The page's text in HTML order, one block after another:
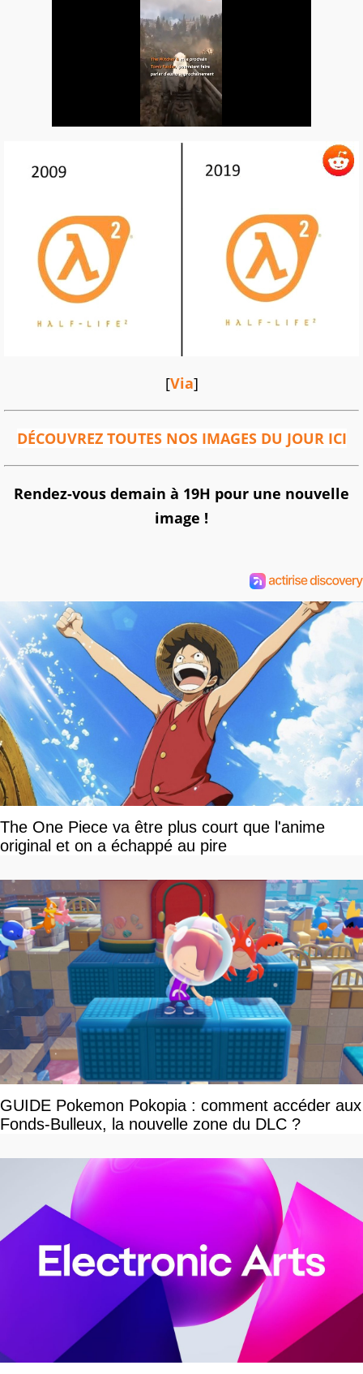
[Via]
DÉCOUVREZ TOUTES NOS IMAGES DU JOUR ICI
Rendez-vous demain à 19H pour une nouvelle
image !
The One Piece va être plus court que l'anime
original et on a échappé au pire
GUIDE Pokemon Pokopia : comment accéder aux
Fonds-Bulleux, la nouvelle zone du DLC ?